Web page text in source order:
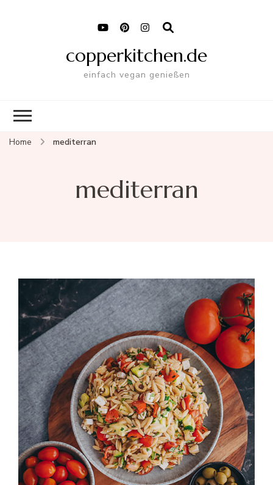
copperkitchen.de
einfach vegan genießen
Home mediterran
mediterran